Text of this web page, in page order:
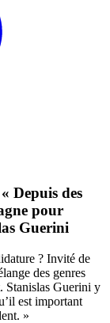
Depuis des
pour
Guerini
? Invité de
des genres
Stanislas Guerini y
est important
»